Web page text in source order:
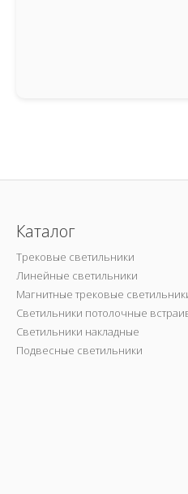
Каталог
Трековые светильники
Линейные светильники
Магнитные трековые
Светильники потолочные
Светильники накладные
Подвесные светильники